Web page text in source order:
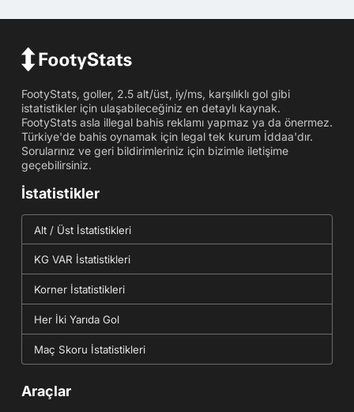
FootyStats, goller, 2.5 alt/üst, iy/ms, karşılıklı gol gibi
istatistikler için ulaşabileceğiniz en detaylı kaynak.
FootyStats asla illegal bahis reklamı yapmaz ya da önermez.
Türkiye'de bahis oynamak için legal tek kurum İddaa'dır.
Sorularınız ve geri bildirimleriniz için bizimle iletişime
geçebilirsiniz.
İstatistikler
Alt / Üst İstatistikleri
KG VAR İstatistikleri
Korner İstatistikleri
Her İki Yarıda Gol
Maç Skoru İstatistikleri
Araçlar